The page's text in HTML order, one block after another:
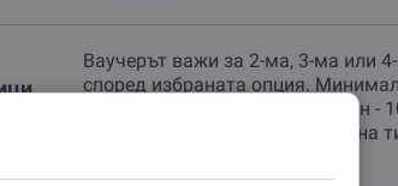
Ваучерът важи за 2-ма, 3-ма или
според избраната опция.
провеждане - 2-ма, максимален -
възможност и за провеждане на